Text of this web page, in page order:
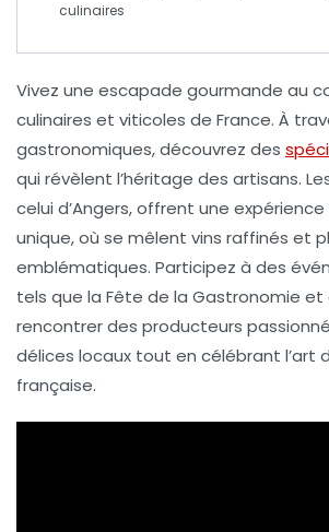
culinaires
Vivez une escapade gourmande au
culinaires et viticoles de France. À
gastronomiques, découvrez des
qui révèlent l’héritage des artisans.
celui d’Angers, offrent une expérience
unique, où se mêlent vins raffinés et
emblématiques. Participez à des
tels que la Fête de la Gastronomie et
rencontrer des producteurs
délices locaux tout en célébrant l’art
française.